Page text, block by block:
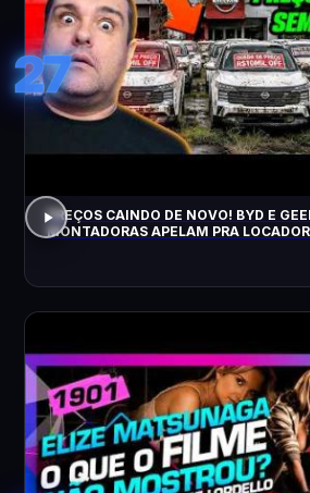
27
PREÇOS CAINDO DE NOVO! BYD E
MONTADORAS APELAM PRA LOCADORAS! O